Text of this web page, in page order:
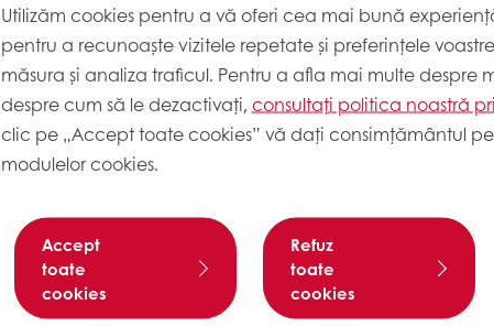
100
g
20
g
Utilizăm cookies pentru a vă oferi cea mai bună
pentru a recunoaște vizitele repetate și preferințele
măsura și analiza traficul. Pentru a afla mai multe despre
despre cum să le dezactivați, consultați politica noastră
clic pe „Accept toate cookies” vă dați consimțământul
modulelor cookies.
Accept
toate
cookies
Refuz
toate
cookies